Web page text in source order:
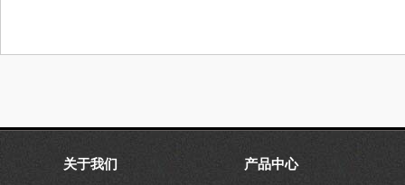
关于我们 产品中心